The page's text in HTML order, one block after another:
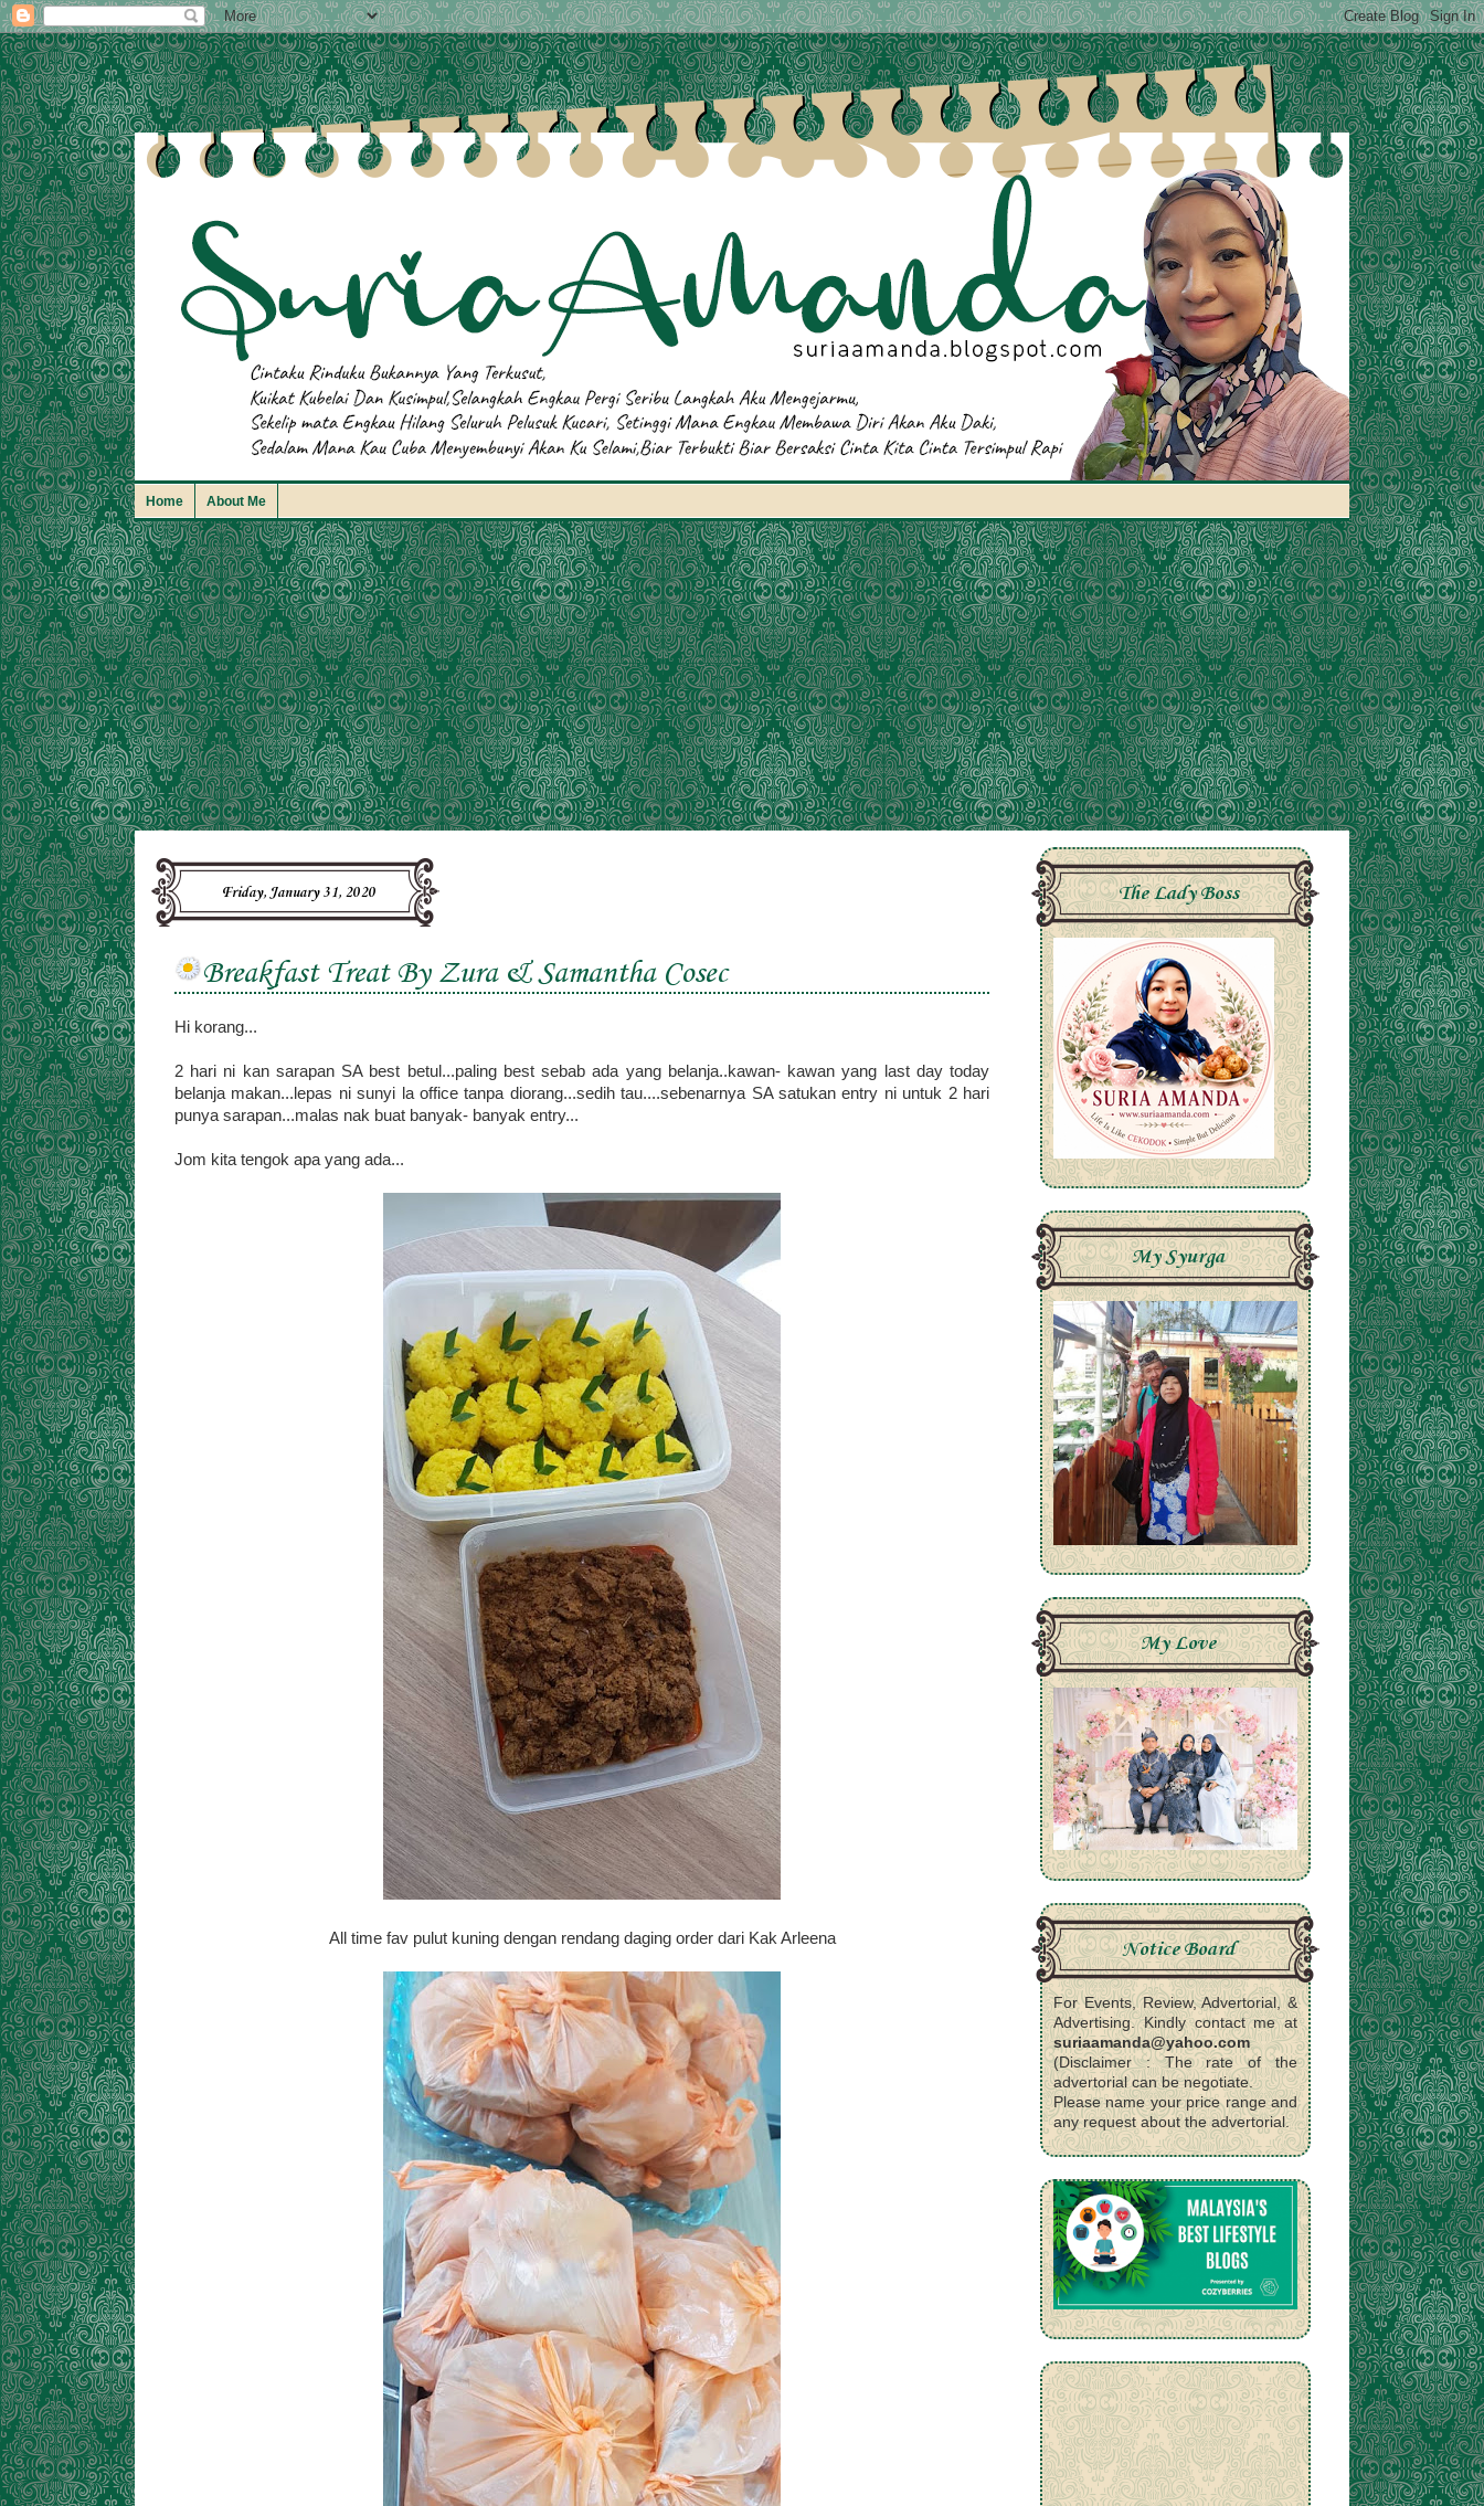
Home About Me
Friday, January 31, 2020
Breakfast Treat By Zura & Samantha Cosec
Hi korang...
2 hari ni kan sarapan SA best betul...paling best sebab ada yang belanja..kawan- kawan yang last day today
belanja makan...lepas ni sunyi la office tanpa diorang...sedih tau....sebenarnya SA satukan entry ni untuk 2 hari
punya sarapan...malas nak buat banyak- banyak entry...
Jom kita tengok apa yang ada...
All time fav pulut kuning dengan rendang daging order dari Kak Arleena
The Lady Boss
My Syurga
My Love
Notice Board
For Events, Review, Advertorial, &
Advertising. Kindly contact me at
suriaamanda@yahoo.com
(Disclaimer : The rate of the
advertorial can be negotiate.
Please name your price range and
any request about the advertorial.